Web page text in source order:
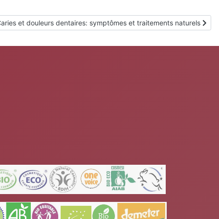
suivant : Caries et douleurs dentaires: symptômes et
et douleurs dentaires: symptômes et traitements naturels